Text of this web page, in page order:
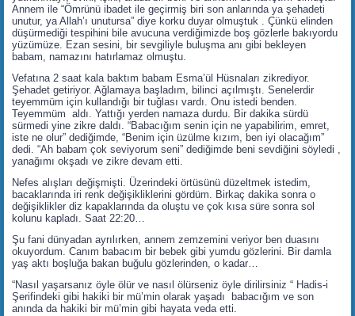
Annem ile “Ömrünü ibadet ile geçirmiş biri son anlarında ya şehadeti
unutur, ya Allah’ı unutursa” diye korku duyar olmuştuk . Çünkü elinden
düşürmediği tespihini bile avucuna verdiğimizde boş gözlerle bakıyordu
yüzümüze. Ezan sesini, bir sevgiliyle buluşma anı gibi bekleyen
babam, namazını hatırlamaz olmuştu.
Vefatına 2 saat kala baktım babam Esma’ül Hüsnaları zikrediyor.
Şehadet getiriyor. Ağlamaya başladım, bilinci açılmıştı. Senelerdir
teyemmüm için kullandığı bir tuğlası vardı. Onu istedi benden.
Teyemmüm aldı. Yattığı yerden namaza durdu. Bir dakika sürdü
sürmedi yine zikre daldı. “Babacığım senin için ne yapabilirim, emret,
iste ne olur” dediğimde, “Benim için üzülme kızım, ben iyi olacağım”
dedi. “Ah babam çok seviyorum seni” dediğimde beni sevdiğini söyledi ,
yanağımı okşadı ve zikre devam etti.
Nefes alışları değişmişti. Üzerindeki örtüsünü düzeltmek istedim,
bacaklarında iri renk değişikliklerini gördüm. Birkaç dakika sonra o
değişiklikler diz kapaklarında da oluştu ve çok kısa süre sonra sol
kolunu kapladı. Saat 22:20…
Şu fani dünyadan ayrılırken, annem zemzemini veriyor ben duasını
okuyordum. Canım babacım bir bebek gibi yumdu gözlerini. Bir damla
yaş aktı boşluğa bakan buğulu gözlerinden, o kadar…
“Nasıl yaşarsanız öyle ölür ve nasıl ölürseniz öyle dirilirsiniz “ Hadis-i
Şerifindeki gibi hakiki bir mü’min olarak yaşadı babacığım ve son
anında da hakiki bir mü’min gibi hayata veda etti.